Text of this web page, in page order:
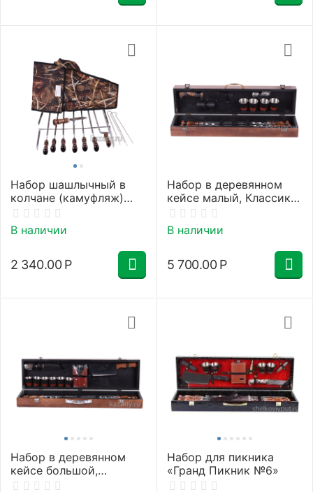
Набор шашлычный в
колчане (камуфляж)
эконом, 6 шампуров с
дер., лакиров., ручкой
"ШАР малый" + вилка
В наличии
2 340.00 Р
Набор в деревянном
кейсе малый, Классика
№1-2, полный
В наличии
5 700.00 Р
Набор в деревянном
кейсе большой,
Классика №3 , стандарт
Набор для пикника
«Гранд Пикник №6»